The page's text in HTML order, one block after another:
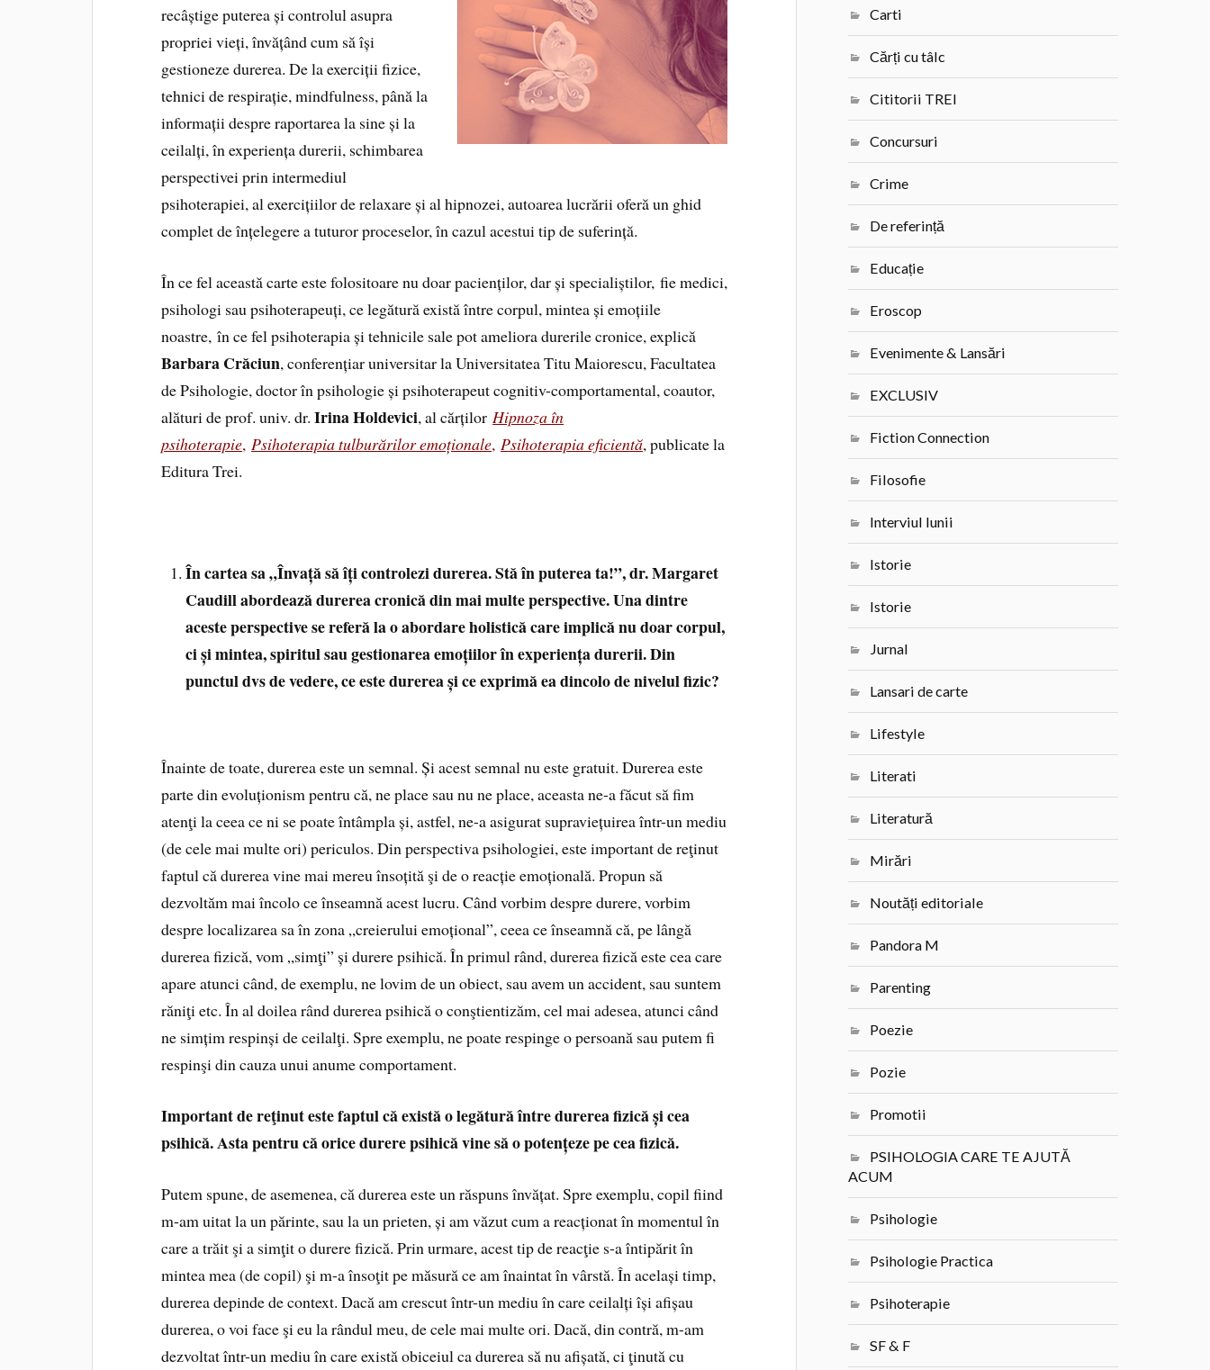
recâștige puterea și controlul asupra
propriei vieți, învățând cum să își
gestioneze durerea. De la exerciții fizice,
tehnici de respirație, mindfulness, până la
informații despre raportarea la sine și la
ceilalți, în experiența durerii, schimbarea
perspectivei prin intermediul
psihoterapiei, al exercițiilor de relaxare și al hipnozei, autoarea lucrării oferă un ghid
complet de înțelegere a tuturor proceselor, în cazul acestui tip de suferință.
În ce fel această carte este folositoare nu doar pacienților, dar și specialiștilor, fie medici,
psihologi sau psihoterapeuți, ce legătură există între corpul, mintea și emoțiile
noastre, în ce fel psihoterapia și tehnicile sale pot ameliora durerile cronice, explică
Barbara Crăciun, conferențiar universitar la Universitatea Titu Maiorescu, Facultatea
de Psihologie, doctor în psihologie și psihoterapeut cognitiv-comportamental, coautor,
alături de prof. univ. dr. Irina Holdevici, al cărților Hipnoza în
psihoterapie,Psihoterapia tulburărilor emoționale,Psihoterapia eficientă, publicate la
Editura Trei.
În cartea sa „Învață să îți controlezi durerea. Stă în puterea ta!”, dr. Margaret
Caudill abordează durerea cronică din mai multe perspective. Una dintre
aceste perspective se referă la o abordare holistică care implică nu doar corpul,
ci și mintea, spiritul sau gestionarea emoțiilor în experiența durerii. Din
punctul dvs de vedere, ce este durerea și ce exprimă ea dincolo de nivelul fizic?
Înainte de toate, durerea este un semnal. Și acest semnal nu este gratuit. Durerea este
parte din evoluționism pentru că, ne place sau nu ne place, aceasta ne-a făcut să fim
atenţi la ceea ce ni se poate întâmpla și, astfel, ne-a asigurat supraviețuirea într-un mediu
(de cele mai multe ori) periculos. Din perspectiva psihologiei, este important de reţinut
faptul că durerea vine mai mereu însoțită şi de o reacție emoțională. Propun să
dezvoltăm mai încolo ce înseamnă acest lucru. Când vorbim despre durere, vorbim
despre localizarea sa în zona „creierului emoțional”, ceea ce înseamnă că, pe lângă
durerea fizică, vom „simţi” și durere psihică. În primul rând, durerea fizică este cea care
apare atunci când, de exemplu, ne lovim de un obiect, sau avem un accident, sau suntem
răniţi etc. În al doilea rând durerea psihică o conştientizăm, cel mai adesea, atunci când
ne simțim respinși de ceilalţi. Spre exemplu, ne poate respinge o persoană sau putem fi
respinşi din cauza unui anume comportament.
Important de reţinut este faptul că există o legătură între durerea fizică și cea
psihică. Asta pentru că orice durere psihică vine să o potențeze pe cea fizică.
Putem spune, de asemenea, că durerea este un răspuns învățat. Spre exemplu, copil fiind
m-am uitat la un părinte, sau la un prieten, și am văzut cum a reacționat în momentul în
care a trăit şi a simţit o durere fizică. Prin urmare, acest tip de reacţie s-a întipărit în
mintea mea (de copil) şi m-a însoţit pe măsură ce am înaintat în vârstă. În același timp,
durerea depinde de context. Dacă am crescut într-un mediu în care ceilalți își afișau
durerea, o voi face şi eu la rândul meu, de cele mai multe ori. Dacă, din contră, m-am
dezvoltat într-un mediu în care există obiceiul ca durerea să nu afișată, ci ţinută cu
Carti
Cărți cu tâlc
Cititorii TREI
Concursuri
Crime
De referință
Educație
Eroscop
Evenimente & Lansări
EXCLUSIV
Fiction Connection
Filosofie
Interviul lunii
Istorie
Istorie
Jurnal
Lansari de carte
Lifestyle
Literati
Literatură
Mirări
Noutăți editoriale
Pandora M
Parenting
Poezie
Pozie
Promotii
PSIHOLOGIA CARE TE AJUTĂ
ACUM
Psihologie
Psihologie Practica
Psihoterapie
SF & F